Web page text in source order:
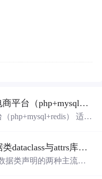
magento2-2.4.3 实用跨境电商平台（php+mysql+redis）
【Python编程】Python数据类dataclass与attrs库对比
据类声明的两种主流方